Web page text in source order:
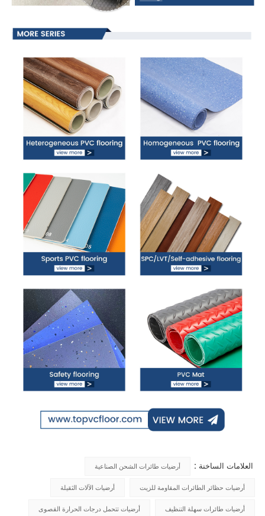
العلامات الساخنة : أرضيات طائرات الشحن الصناعية
أرضيات حظائر الطائرات المقاومة للزيت أرضيات الآلات الثقيلة
أرضيات طائرات سهلة التنظيف أرضيات تتحمل درجات الحرارة القصوى